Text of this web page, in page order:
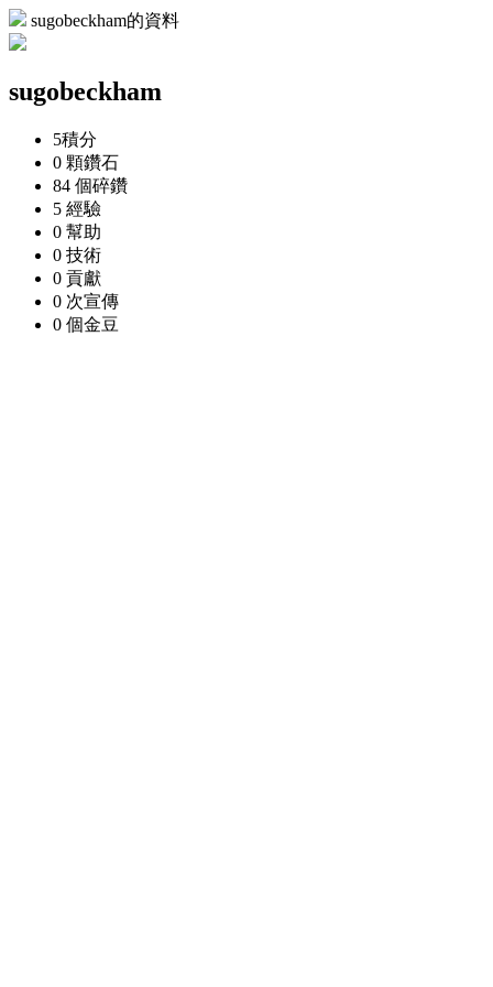
sugobeckham的資料
sugobeckham
5積分
0 顆鑽石
84 個碎鑽
5 經驗
0 幫助
0 技術
0 貢獻
0 次宣傳
0 個金豆